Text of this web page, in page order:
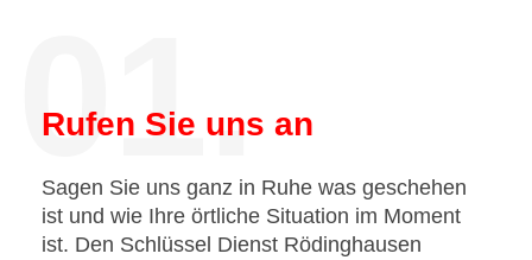
01.
Rufen Sie uns an
Sagen Sie uns ganz in Ruhe was geschehen
ist und wie Ihre örtliche Situation im Moment
ist. Den Schlüssel Dienst Rödinghausen